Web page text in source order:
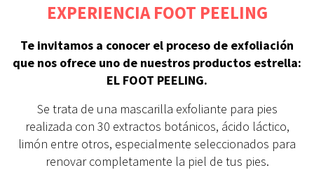
EXPERIENCIA FOOT PEELING
Te invitamos a conocer el proceso de exfoliación
que nos ofrece uno de nuestros productos estrella:
EL FOOT PEELING.
Se trata de una mascarilla exfoliante para pies
realizada con 30 extractos botánicos, ácido láctico,
limón entre otros, especialmente seleccionados para
renovar completamente la piel de tus pies.